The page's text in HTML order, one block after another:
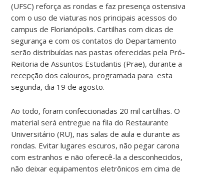
(UFSC) reforça as rondas e faz presença ostensiva
com o uso de viaturas nos principais acessos do
campus de Florianópolis. Cartilhas com dicas de
segurança e com os contatos do Departamento
serão distribuídas nas pastas oferecidas pela Pró-
Reitoria de Assuntos Estudantis (Prae), durante a
recepção dos calouros, programada para esta
segunda, dia 19 de agosto.
Ao todo, foram confeccionadas 20 mil cartilhas. O
material será entregue na fila do Restaurante
Universitário (RU), nas salas de aula e durante as
rondas. Evitar lugares escuros, não pegar carona
com estranhos e não oferecê-la a desconhecidos,
não deixar equipamentos eletrônicos em cima de